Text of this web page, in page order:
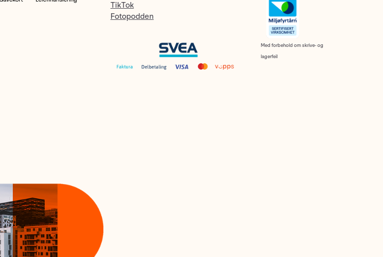
TikTok
Fotopodden
Med forbehold om skrive- og
lagerfeil